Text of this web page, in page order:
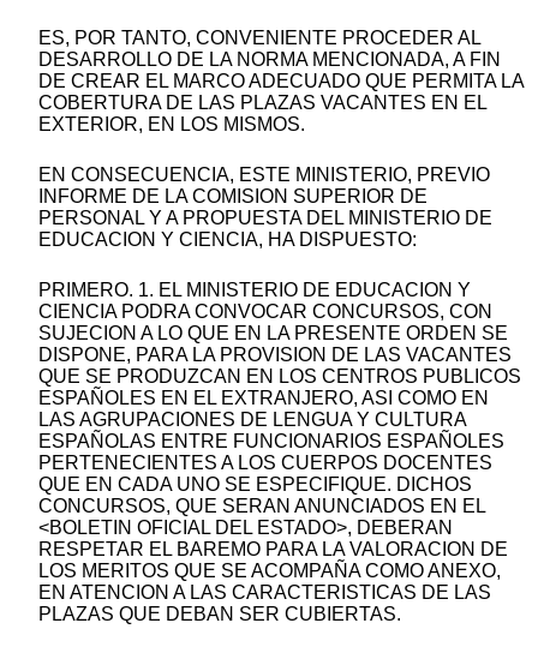
ES, POR TANTO, CONVENIENTE PROCEDER AL
DESARROLLO DE LA NORMA MENCIONADA, A FIN
DE CREAR EL MARCO ADECUADO QUE PERMITA LA
COBERTURA DE LAS PLAZAS VACANTES EN EL
EXTERIOR, EN LOS MISMOS.
EN CONSECUENCIA, ESTE MINISTERIO, PREVIO
INFORME DE LA COMISION SUPERIOR DE
PERSONAL Y A PROPUESTA DEL MINISTERIO DE
EDUCACION Y CIENCIA, HA DISPUESTO:
PRIMERO. 1. EL MINISTERIO DE EDUCACION Y
CIENCIA PODRA CONVOCAR CONCURSOS, CON
SUJECION A LO QUE EN LA PRESENTE ORDEN SE
DISPONE, PARA LA PROVISION DE LAS VACANTES
QUE SE PRODUZCAN EN LOS CENTROS PUBLICOS
ESPAÑOLES EN EL EXTRANJERO, ASI COMO EN
LAS AGRUPACIONES DE LENGUA Y CULTURA
ESPAÑOLAS ENTRE FUNCIONARIOS ESPAÑOLES
PERTENECIENTES A LOS CUERPOS DOCENTES
QUE EN CADA UNO SE ESPECIFIQUE. DICHOS
CONCURSOS, QUE SERAN ANUNCIADOS EN EL
<BOLETIN OFICIAL DEL ESTADO>, DEBERAN
RESPETAR EL BAREMO PARA LA VALORACION DE
LOS MERITOS QUE SE ACOMPAÑA COMO ANEXO,
EN ATENCION A LAS CARACTERISTICAS DE LAS
PLAZAS QUE DEBAN SER CUBIERTAS.